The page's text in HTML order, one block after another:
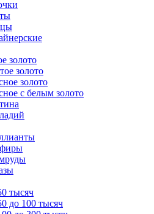
золото
золото
золото
с белым золото
тысяч
до 100 тысяч